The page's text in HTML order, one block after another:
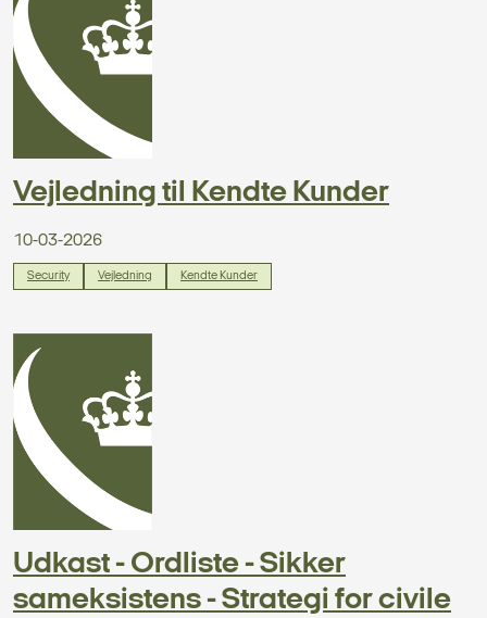
Vejledning til Kendte Kunder
10-03-2026
Security Vejledning Kendte Kunder
Udkast - Ordliste - Sikker
sameksistens - Strategi for civile